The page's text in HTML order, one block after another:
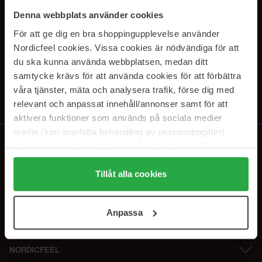
Denna webbplats använder cookies
För att ge dig en bra shoppingupplevelse använder
Nordicfeel cookies. Vissa cookies är nödvändiga för att
du ska kunna använda webbplatsen, medan ditt
samtycke krävs för att använda cookies för att förbättra
våra tjänster, mäta och analysera trafik, förse dig med
relevant och anpassat innehåll/annonser samt för att
aktivera funktioner som används på sociala medier
media (kan innefatta behandling av personuppgifter).
Genom att trycka på "Tillåt alla cookies" accepterar du
alla cookies, medan du under "Detaljer" kan anpassa
användningen av cookies. Du kan när som helst återkalla
samt vår Integritetspolicy.
Tillåt alla cookies
Anpassa
SUBSCRIBE TO OUR
NEWSLETTER
E-postadresse
Ved å abonnere godtar du vårpersonvernerklæring. Du kan melde deg
NORDICFEEL